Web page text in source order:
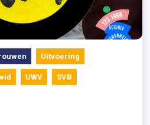
april: dialoog
en professionals
Uitvoering
UWV SVB